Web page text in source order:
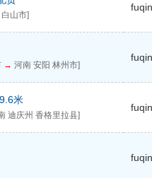
山市]
→ 河南 安阳 林州市]
米
迪庆州 香格里拉县]